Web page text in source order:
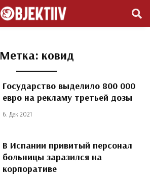
Метка: ковид
Государство выделило 800 000
евро на рекламу третьей дозы
6. Дек 2021
В Испании привитый персонал
больницы заразился на
корпоративе